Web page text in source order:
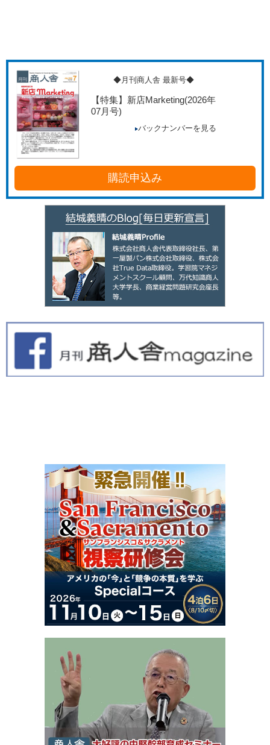
◆月刊商人舎 最新号◆
【特集】新店Marketing(2026年
07月号)
バックナンバーを見る
購読申込み